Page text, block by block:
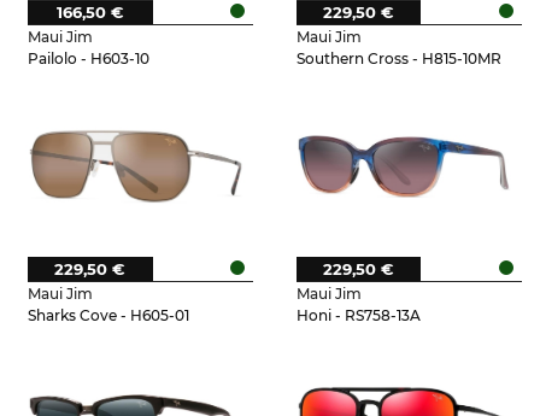
Maui Jim
Pailolo - H603-10
166,50 €
Maui Jim
Southern Cross - H815-10MR
229,50 €
Maui Jim
Sharks Cove - H605-01
229,50 €
Maui Jim
Honi - RS758-13A
229,50 €